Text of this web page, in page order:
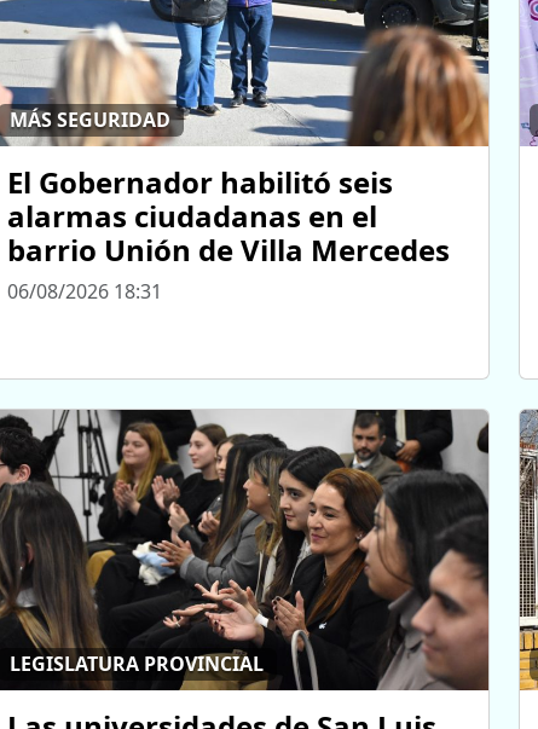
MÁS SEGURIDAD
El Gobernador habilitó seis
alarmas ciudadanas en el
barrio Unión de Villa Mercedes
06/08/2026 18:31
LEGISLATURA PROVINCIAL